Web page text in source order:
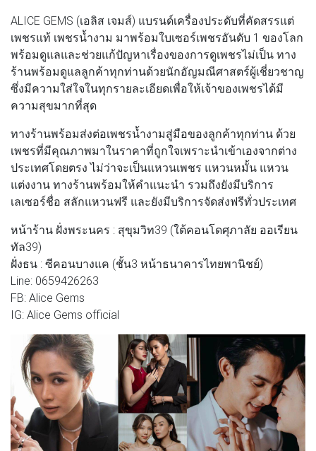
ALICE GEMS (เอลิส เจมส์) แบรนด์เครื่องประดับที่คัดสรรแต่
เพชรแท้ เพชรน้ำงาม มาพร้อมใบเซอร์เพชรอันดับ 1 ของโลก
พร้อมดูแลและช่วยแก้ปัญหาเรื่องของการดูเพชรไม่เป็น ทาง
ร้านพร้อมดูแลลูกค้าทุกท่านด้วยนักอัญมณีศาสตร์ผู้เชี่ยวชาญ
ซึ่งมีความใส่ใจในทุกรายละเอียดเพื่อให้เจ้าของเพชรได้มี
ความสุขมากที่สุด
ทางร้านพร้อมส่งต่อเพชรน้ำงามสู่มือของลูกค้าทุกท่าน ด้วย
เพชรที่มีคุณภาพมาในราคาที่ถูกใจเพราะนำเข้าเองจากต่าง
ประเทศโดยตรง ไม่ว่าจะเป็นแหวนเพชร แหวนหมั้น แหวน
แต่งงาน ทางร้านพร้อมให้คำแนะนำ รวมถึงยังมีบริการ
เลเซอร์ชื่อ สลักแหวนฟรี และยังมีบริการจัดส่งฟรีทั่วประเทศ
หน้าร้าน ฝั่งพระนคร : สุขุมวิท39 (ใต้คอนโดศุภาลัย ออเรียน
ทัล39)
ฝั่งธน : ซีคอนบางแค (ชั้น3 หน้าธนาคารไทยพานิชย์)
Line: 0659426263
FB: Alice Gems
IG: Alice Gems official